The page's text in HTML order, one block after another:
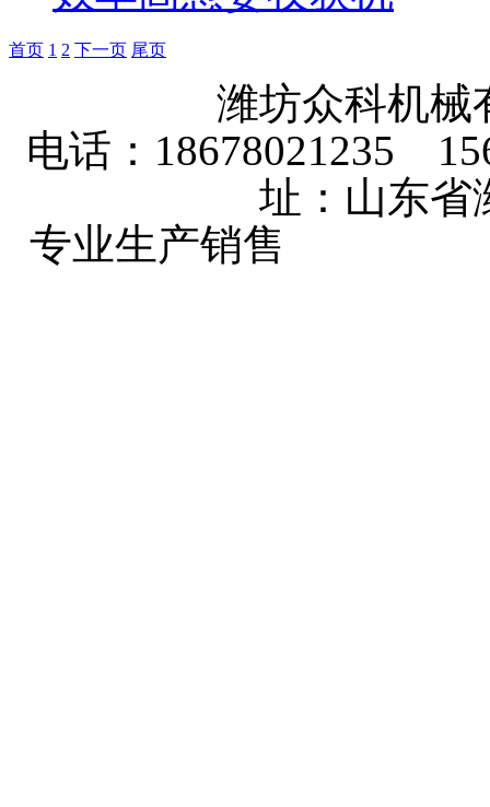
首页 1 2 下一页 尾页
潍坊众科机
电话：18678021235
址：山东省
专业生产销售